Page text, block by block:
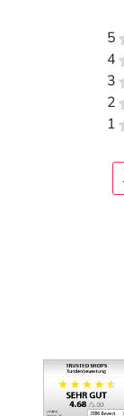
5
4
3
2
1